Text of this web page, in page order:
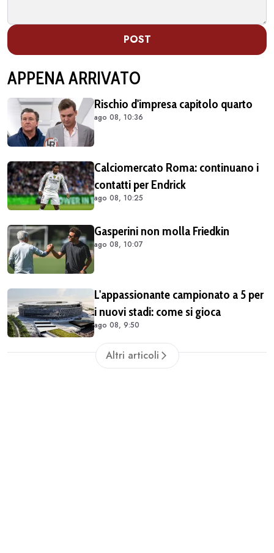
POST
APPENA ARRIVATO
Rischio d'impresa capitolo quarto
ago 08, 10:36
Calciomercato Roma: continuano i
contatti per Endrick
ago 08, 10:25
Gasperini non molla Friedkin
ago 08, 10:07
L'appassionante campionato a 5 per
i nuovi stadi: come si gioca
ago 08, 9:50
Altri articoli